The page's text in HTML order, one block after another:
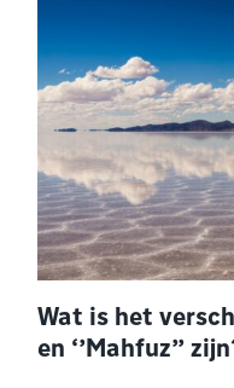
Wat is het
en ‘’Mahfuz’’